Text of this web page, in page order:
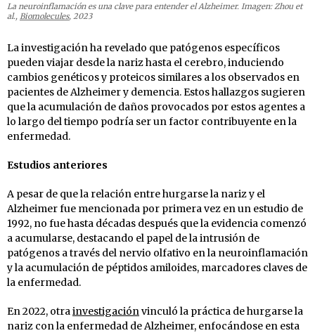
La neuroinflamación es una clave para entender el Alzheimer. Imagen: Zhou et
al., Biomolecules, 2023
La investigación ha revelado que patógenos específicos
pueden viajar desde la nariz hasta el cerebro, induciendo
cambios genéticos y proteicos similares a los observados en
pacientes de Alzheimer y demencia. Estos hallazgos sugieren
que la acumulación de daños provocados por estos agentes a
lo largo del tiempo podría ser un factor contribuyente en la
enfermedad.
Estudios anteriores
A pesar de que la relación entre hurgarse la nariz y el
Alzheimer fue mencionada por primera vez en un estudio de
1992, no fue hasta décadas después que la evidencia comenzó
a acumularse, destacando el papel de la intrusión de
patógenos a través del nervio olfativo en la neuroinflamación
y la acumulación de péptidos amiloides, marcadores claves de
la enfermedad.
En 2022, otra investigación vinculó la práctica de hurgarse la
nariz con la enfermedad de Alzheimer, enfocándose en esta